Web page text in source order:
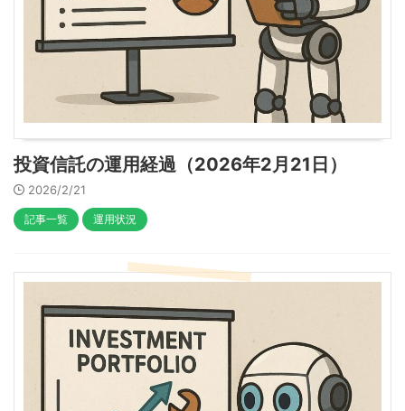
投資信託の運用経過（2026年2月21日）
2026/2/21
記事一覧 運用状況